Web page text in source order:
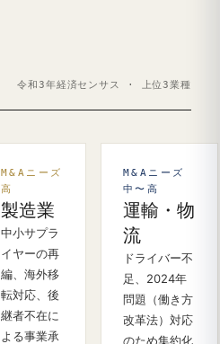
令和3年経済センサス · 上位3業種
M&Aニーズ
高
製造業
中小サプラ
イヤーの再
編、海外移
転対応、後
継者不在に
よる事業承
M&Aニーズ
中〜高
運輸・物
流
ドライバー不
足、2024年
問題（働き方
改革法）対応
のため集約化